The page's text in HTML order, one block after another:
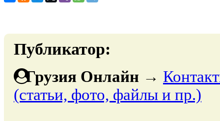
Публикатор:
Грузия Онлайн →
(статьи, фото, файлы и пр.)